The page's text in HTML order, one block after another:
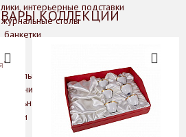
интерьерные подставки
столы
банкетки
КОЛЛЕКЦИИ